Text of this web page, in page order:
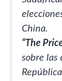
China.
“The
sobre las